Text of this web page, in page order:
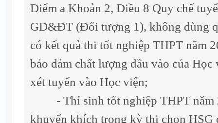
Điểm a Khoản 2, Điều 8 Quy chế
GD&ĐT (Đối tượng 1), không dùng
có kết quả thi tốt nghiệp THPT năm
bảo đảm chất lượng đầu vào của
xét tuyển vào Học viện;
- Thí sinh tốt nghiệp THPT năm
khuyến khích trong kỳ thi chọn HSG